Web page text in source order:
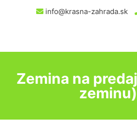
info@krasna-zahrada.sk
Zemina na
zeminu)